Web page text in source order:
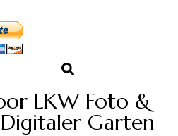
LKW Foto &
Garten